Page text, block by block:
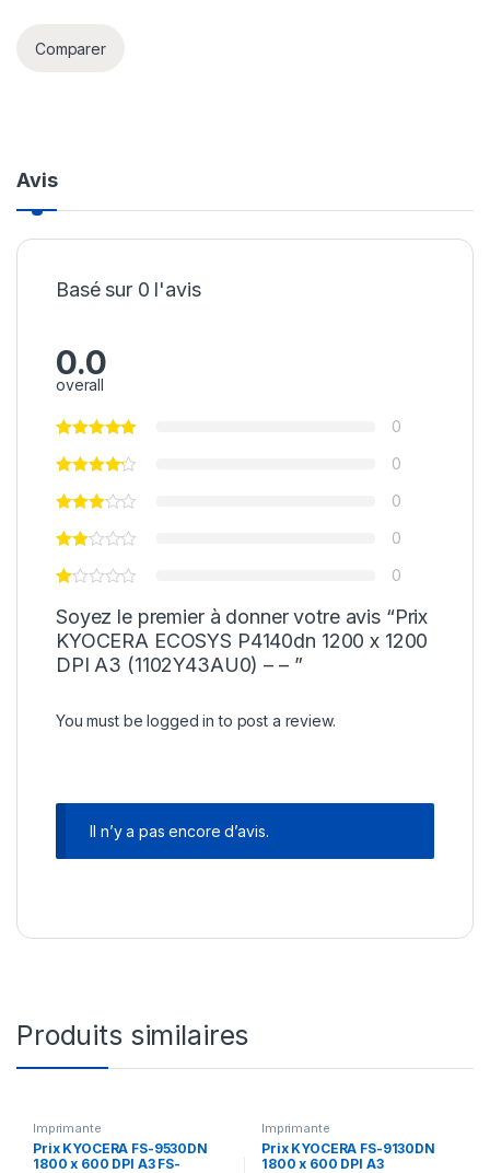
Comparer
Avis
Basé sur 0 l'avis
0.0
overall
0
0
0
0
0
Soyez le premier à donner votre avis “Prix
KYOCERA ECOSYS P4140dn 1200 x 1200
DPI A3 (1102Y43AU0) – – ”
You must belogged in to post a review.
Il n’y a pas encore d’avis.
Produits similaires
Imprimante
Prix KYOCERA FS-9530DN
1800 x 600 DPI A3 FS-
Imprimante
Prix KYOCERA FS-9130DN
1800 x 600 DPI A3